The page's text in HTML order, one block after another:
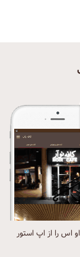
او اس را از اپ استور